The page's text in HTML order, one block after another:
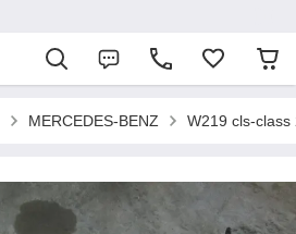
MERCEDES-BENZ W219 cls-class